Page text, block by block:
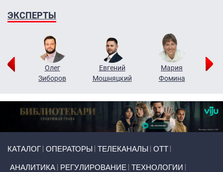
ЭКСПЕРТЫ
Олег
Зиборов
Евгений
Мошняцкий
Мария
Фомина
КАТАЛОГ ОПЕРАТОРЫ ТЕЛЕКАНАЛЫ ОТТ
АНАЛИТИКА РЕГУЛИРОВАНИЕ ТЕХНОЛОГИИ